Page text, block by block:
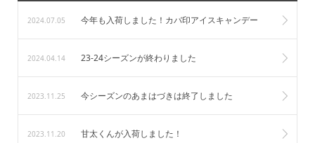
2024.07.05 今年も入荷しました！カバ印アイスキャンデー
2024.04.14 23-24シーズンが終わりました
2023.11.25 今シーズンのあまはづきは終了しました
2023.11.20 甘太くんが入荷しました！